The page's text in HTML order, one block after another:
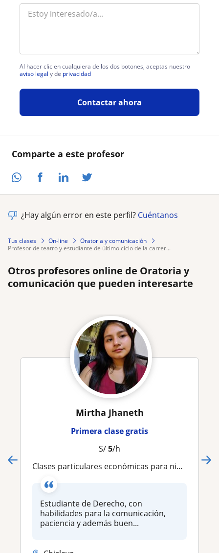
Comparte a este profesor
Al hacer clic en cualquiera de los dos botones, aceptas nuestro
aviso legal y de privacidad
Contactar ahora
¿Hay algún error en este perfil? Cuéntanos
Tus clases On-line
Oratoria y comunicación
profesor de teatro y estudiante de último ciclo de la carrer...
Otros profesores online de Oratoria y
comunicación que pueden interesarte
Mirtha Jhaneth
Primera clase gratis
S/5/h
Clases particulares económicas para niños
Estudiante de Derecho, con
habilidades para la comunicación,
paciencia y además buen...